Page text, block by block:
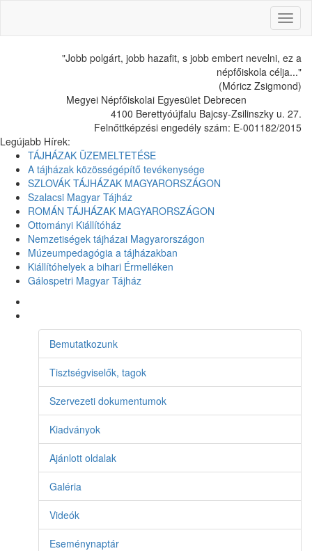
"Jobb polgárt, jobb hazafit, s jobb embert nevelni, ez a
népfőiskola célja..."
(Móricz Zsigmond)
Megyei Népfőiskolai Egyesület Debrecen
4100 Berettyóújfalu Bajcsy-Zsilinszky u. 27.
Felnőttképzési engedély szám: E-001182/2015
Legújabb Hírek:
TÁJHÁZAK ÜZEMELTETÉSE
A tájházak közösségépítő tevékenysége
SZLOVÁK TÁJHÁZAK MAGYARORSZÁGON
Szalacsi Magyar Tájház
ROMÁN TÁJHÁZAK MAGYARORSZÁGON
Ottományi Kiállítóház
Nemzetiségek tájházai Magyarországon
Múzeumpedagógia a tájházakban
Kiállítóhelyek a bihari Érmelléken
Gálospetri Magyar Tájház
Bemutatkozunk
Tisztségviselők, tagok
Szervezeti dokumentumok
Kiadványok
Ajánlott oldalak
Galéria
Videók
Eseménynaptár